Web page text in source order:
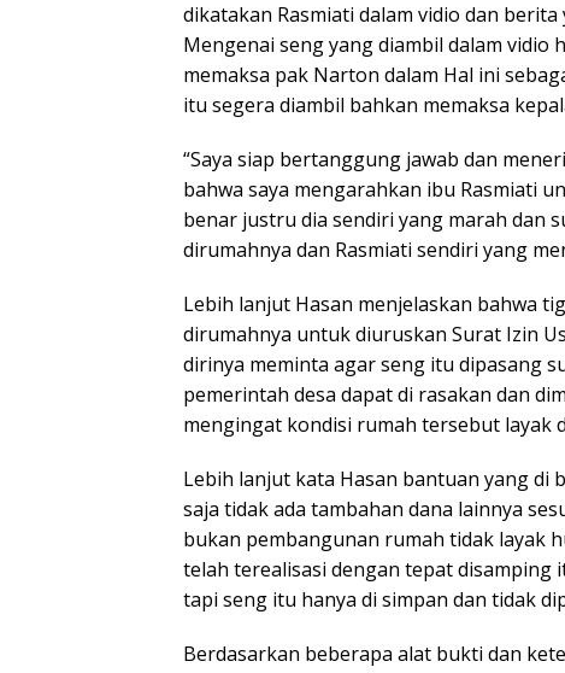
dikatakan Rasmiati dalam vidio dan
Mengenai seng yang diambil dalam
memaksa pak Narton dalam Hal ini
itu segera diambil bahkan memaksa
“Saya siap bertanggung jawab dan
bahwa saya mengarahkan ibu Rasmiati
benar justru dia sendiri yang marah dan
dirumahnya dan Rasmiati sendiri yang
Lebih lanjut Hasan menjelaskan bahwa
dirumahnya untuk diuruskan Surat Izin
dirinya meminta agar seng itu dipasang
pemerintah desa dapat di rasakan dan
mengingat kondisi rumah tersebut layak
Lebih lanjut kata Hasan bantuan yang di
saja tidak ada tambahan dana lainnya
bukan pembangunan rumah tidak layak
telah terealisasi dengan tepat disamping
tapi seng itu hanya di simpan dan tidak
Berdasarkan beberapa alat bukti dan